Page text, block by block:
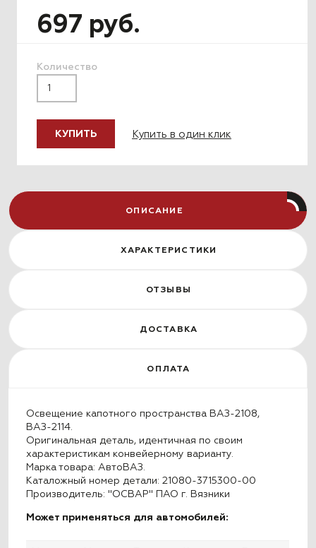
697 руб.
Количество
КУПИТЬ Купить в один клик
ОПИСАНИЕ
ХАРАКТЕРИСТИКИ
ОТЗЫВЫ
ДОСТАВКА
ОПЛАТА
Освещение капотного пространства ВАЗ-2108,
ВАЗ-2114.
Оригинальная деталь, идентичная по своим
характеристикам конвейерному варианту.
Марка товара: АвтоВАЗ.
Каталожный номер детали: 21080-3715300-00
Производитель: "ОСВАР" ПАО г. Вязники
Может применяться для автомобилей: